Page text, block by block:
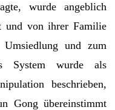
wurde angeblich
und von ihrer Familie
und zum
System wurde als
beschrieben,
Gong übereinstimmt